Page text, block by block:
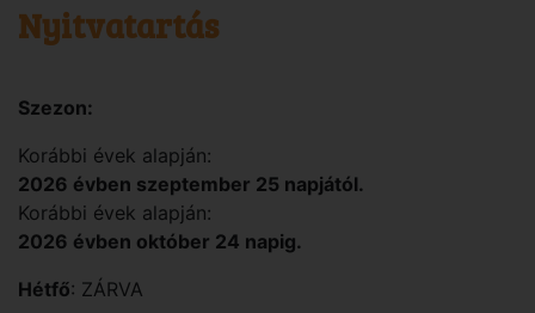
Nyitvatartás
Szezon:
Korábbi évek alapján:
2026 évben szeptember 25 napjától.
Korábbi évek alapján:
2026 évben október 24 napig.
Hétfő: ZÁRVA